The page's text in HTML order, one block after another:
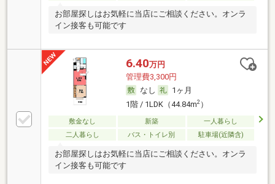
お部屋探しはお気軽に当店にご相談ください。オンラ
イン接客も可能です
6.40万円
管理費3,300円
なし
1ヶ月
1階 / 1LDK（44.84m2）
敷金なし 新築
一人暮らし
二人暮らし
バス・トイレ別 駐車場(近隣含)
お部屋探しはお気軽に当店にご相談ください。オンラ
イン接客も可能です